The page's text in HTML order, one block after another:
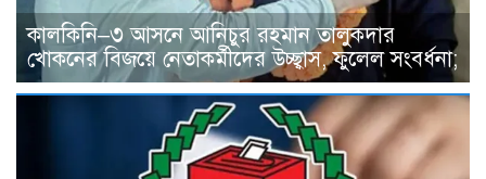
কালকিনি–৩ আসনে আনিচুর রহমান তালুকদার
খোকনের বিজয়ে নেতাকর্মীদের উচ্ছ্বাস, ফুলেল সংবর্ধনা;